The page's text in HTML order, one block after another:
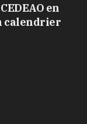
en
calendrier